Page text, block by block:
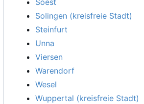
Soest
Solingen (kreisfreie Stadt)
Steinfurt
Unna
Viersen
Warendorf
Wesel
Wuppertal (kreisfreie Stadt)